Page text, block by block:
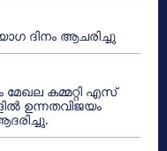
ദിനം ആചരിച്ചു
കമ്മറ്റി എസ്
ഉന്നതവിജയം